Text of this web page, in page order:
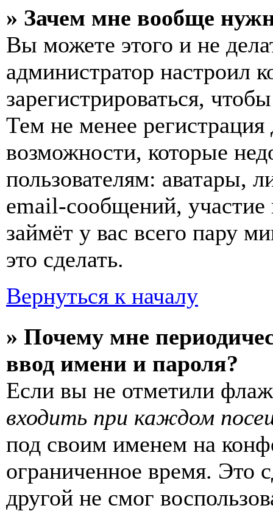
» Зачем мне вообще
Вы можете этого и не
администратор
зарегистрироваться,
Тем не менее
возможности, которые
пользователям: аватары,
email-сообщений, участие
займёт у вас всего пару
это сделать.
Вернуться к началу
» Почему мне
ввод имени и пароля?
Если вы не отметили
входить при каждом
под своим именем на
ограниченное время. Это
другой не смог